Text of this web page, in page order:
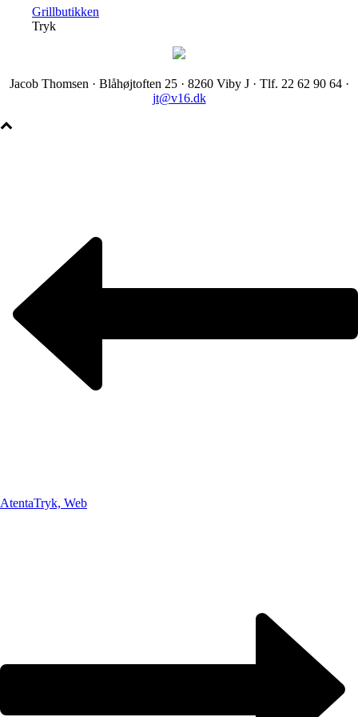
Grillbutikken
Tryk
Jacob Thomsen · Blåhøjtoften 25 · 8260 Viby J · Tlf. 22 62 90 64 ·
jt@v16.dk
AtentaTryk, Web